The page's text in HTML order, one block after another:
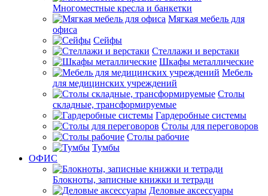
Многоместные кресла и банкетки
Мягкая мебель для
офиса
Сейфы
Стеллажи и верстаки
Шкафы металлические
Мебель
для медицинских учреждений
Столы
складные, трансформируемые
Гардеробные системы
Столы для переговоров
Столы рабочие
Тумбы
ОФИС
Блокноты, записные книжки и тетради
Деловые аксессуары